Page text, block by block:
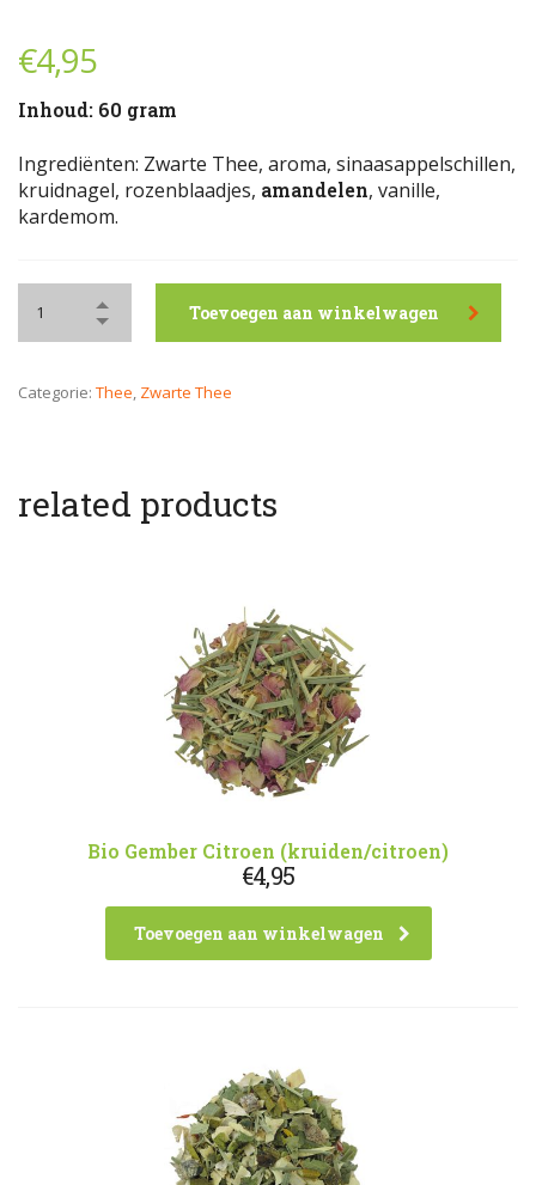
€4,95
Inhoud: 60 gram
Ingrediënten: Zwarte Thee, aroma, sinaasappelschillen,
kruidnagel, rozenblaadjes, amandelen, vanille,
kardemom.
Toevoegen aan winkelwagen
Categorie: Thee, Zwarte Thee
related products
Bio Gember Citroen (kruiden/citroen)
€4,95
Toevoegen aan winkelwagen